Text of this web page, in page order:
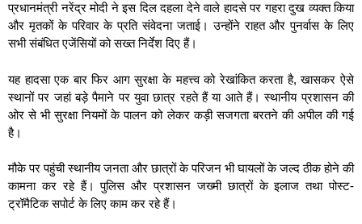
प्रधानमंत्री नरेंद्र मोदी ने इस दिल दहला देने वाले हादसे पर गहरा दुख व्यक्त किया
और मृतकों के परिवार के प्रति संवेदना जताई। उन्होंने राहत और पुनर्वास के लिए
सभी संबंधित एजेंसियों को सख्त निर्देश दिए हैं।
यह हादसा एक बार फिर आग सुरक्षा के महत्त्व को रेखांकित करता है, खासकर ऐसे
स्थानों पर जहां बड़े पैमाने पर युवा छात्र रहते हैं या आते हैं। स्थानीय प्रशासन की
ओर से भी सुरक्षा नियमों के पालन को लेकर कड़ी सजगता बरतने की अपील की गई
है।
मौके पर पहुंची स्थानीय जनता और छात्रों के परिजन भी घायलों के जल्द ठीक होने की
कामना कर रहे हैं। पुलिस और प्रशासन जख्मी छात्रों के इलाज तथा पोस्ट-
ट्रॉमैटिक सपोर्ट के लिए काम कर रहे हैं।